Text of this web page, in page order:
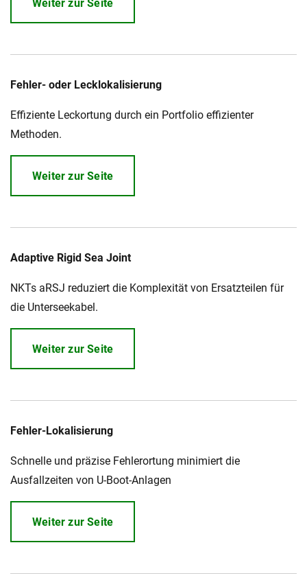
Weiter zur Seite
Fehler- oder Lecklokalisierung
Effiziente Leckortung durch ein Portfolio effizienter
Methoden.
Weiter zur Seite
Adaptive Rigid Sea Joint
NKTs aRSJ reduziert die Komplexität von Ersatzteilen für
die Unterseekabel.
Weiter zur Seite
Fehler-Lokalisierung
Schnelle und präzise Fehlerortung minimiert die
Ausfallzeiten von U-Boot-Anlagen
Weiter zur Seite